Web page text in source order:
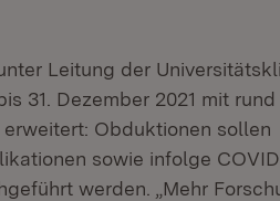
Leitung der
31. Dezember 2021 mit rund
Obduktionen sollen
sowie infolge
werden. „Mehr